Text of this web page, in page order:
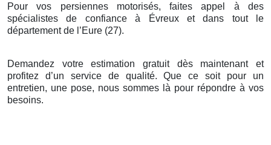
Pour vos persiennes motorisés, faites appel à des
spécialistes de confiance à Évreux et dans tout le
département de l’Eure (27).
Demandez votre estimation gratuit dès maintenant et
profitez d’un service de qualité. Que ce soit pour un
entretien, une pose, nous sommes là pour répondre à vos
besoins.